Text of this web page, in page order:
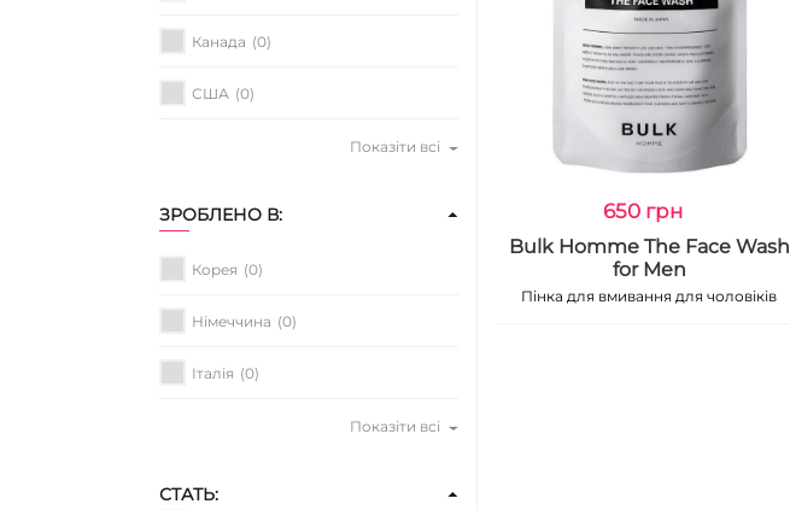
Канада (0)
США (0)
Показіти всі
ЗРОБЛЕНО В:
Корея (0)
Німеччина (0)
Італія (0)
Показіти всі
СТАТЬ:
650 грн
Bulk Homme The Face Wash
for Men
Пінка для вмивання для чоловіків